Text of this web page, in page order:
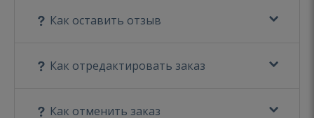
Как оставить отзыв
Как отредактировать заказ
Как отменить заказ